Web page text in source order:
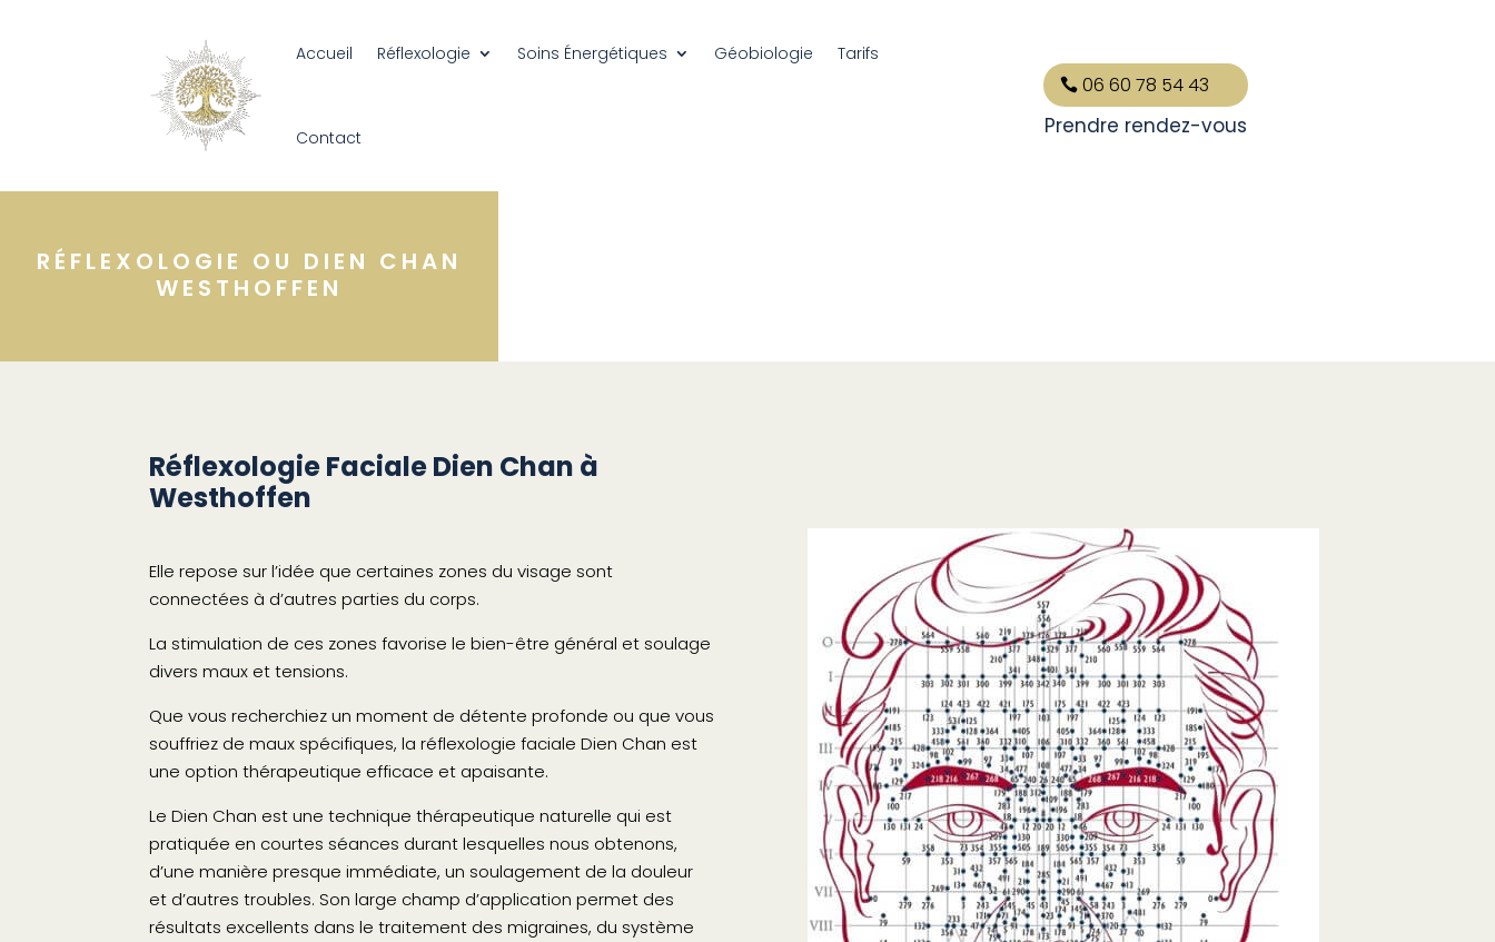
Accueil Réflexologie Soins Énergétiques Géobiologie Tarifs
Contact
06 60 78 54 43
Prendre rendez-vous
RÉFLEXOLOGIE OU DIEN CHAN
WESTHOFFEN
Réflexologie Faciale Dien Chan à
Westhoffen
Elle repose sur l’idée que certaines zones du visage sont
connectées à d’autres parties du corps.
La stimulation de ces zones favorise le bien-être général et soulage
divers maux et tensions.
Que vous recherchiez un moment de détente profonde ou que vous
souffriez de maux spécifiques, la réflexologie faciale Dien Chan est
une option thérapeutique efficace et apaisante.
Le Dien Chan est une technique thérapeutique naturelle qui est
pratiquée en courtes séances durant lesquelles nous obtenons,
d’une manière presque immédiate, un soulagement de la douleur
et d’autres troubles. Son large champ d’application permet des
résultats excellents dans le traitement des migraines, du système